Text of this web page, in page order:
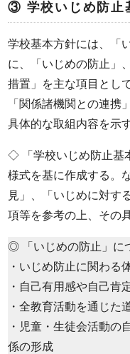
③ 学校いじめ防止
学校基本方針には、「
に、「いじめの防止」
措置」を主な項目とし
「関係諸機関との連携
具体的な取組内容を示す
◇ 「学校いじめ防止基
様式を基に作成する。
見」、「いじめに対す
項等を参考の上、その
◎ 「いじめの防止」に
・いじめ防止に関わる
・自己有用感や自己肯
・全教育活動を通じた
・児童・生徒会活動の
係の形成